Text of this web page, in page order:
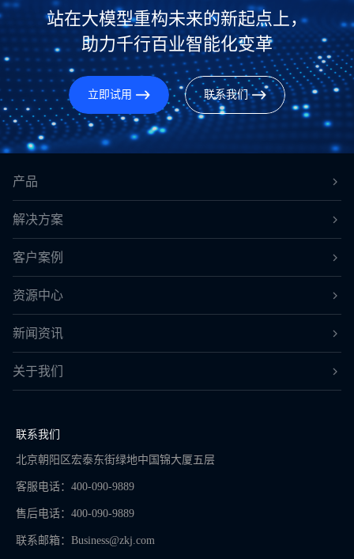
站在大模型重构未来的新起点上，
助力千行百业智能化变革
立即试用 联系我们
产品
解决方案
客户案例
资源中心
新闻资讯
关于我们
联系我们
北京朝阳区宏泰东街绿地中国锦大厦五层
客服电话：400-090-9889
售后电话：400-090-9889
联系邮箱： Business@zkj.com